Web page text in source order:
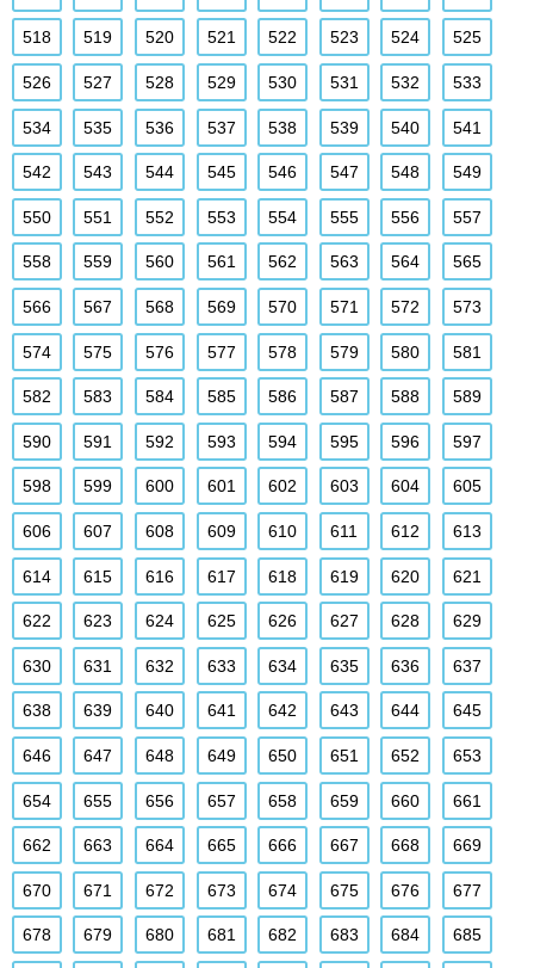
518 519 520 521 522 523 524 525
526 527 528 529 530 531 532 533
534 535 536 537 538 539 540 541
542 543 544 545 546 547 548 549
550 551 552 553 554 555 556 557
558 559 560 561 562 563 564 565
566 567 568 569 570 571 572 573
574 575 576 577 578 579 580 581
582 583 584 585 586 587 588 589
590 591 592 593 594 595 596 597
598 599 600 601 602 603 604 605
606 607 608 609 610 611 612 613
614 615 616 617 618 619 620 621
622 623 624 625 626 627 628 629
630 631 632 633 634 635 636 637
638 639 640 641 642 643 644 645
646 647 648 649 650 651 652 653
654 655 656 657 658 659 660 661
662 663 664 665 666 667 668 669
670 671 672 673 674 675 676 677
678 679 680 681 682 683 684 685